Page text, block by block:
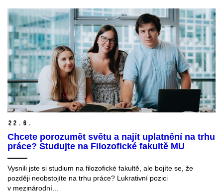
22. 6.
Chcete porozumět světu a najít uplatnění na trhu
práce? Studujte na Filozofické fakultě MU
Vysnili jste si studium na filozofické fakultě, ale bojíte se, že
později neobstojíte na trhu práce? Lukrativní pozici
v mezinárodní...